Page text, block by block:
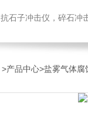
抗石子冲击仪，碎石冲击试验机，散热器
>产品中心>盐雾气体腐